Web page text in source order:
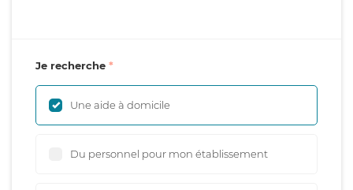
Je recherche
Une aide à domicile
Du personnel pour mon établissement